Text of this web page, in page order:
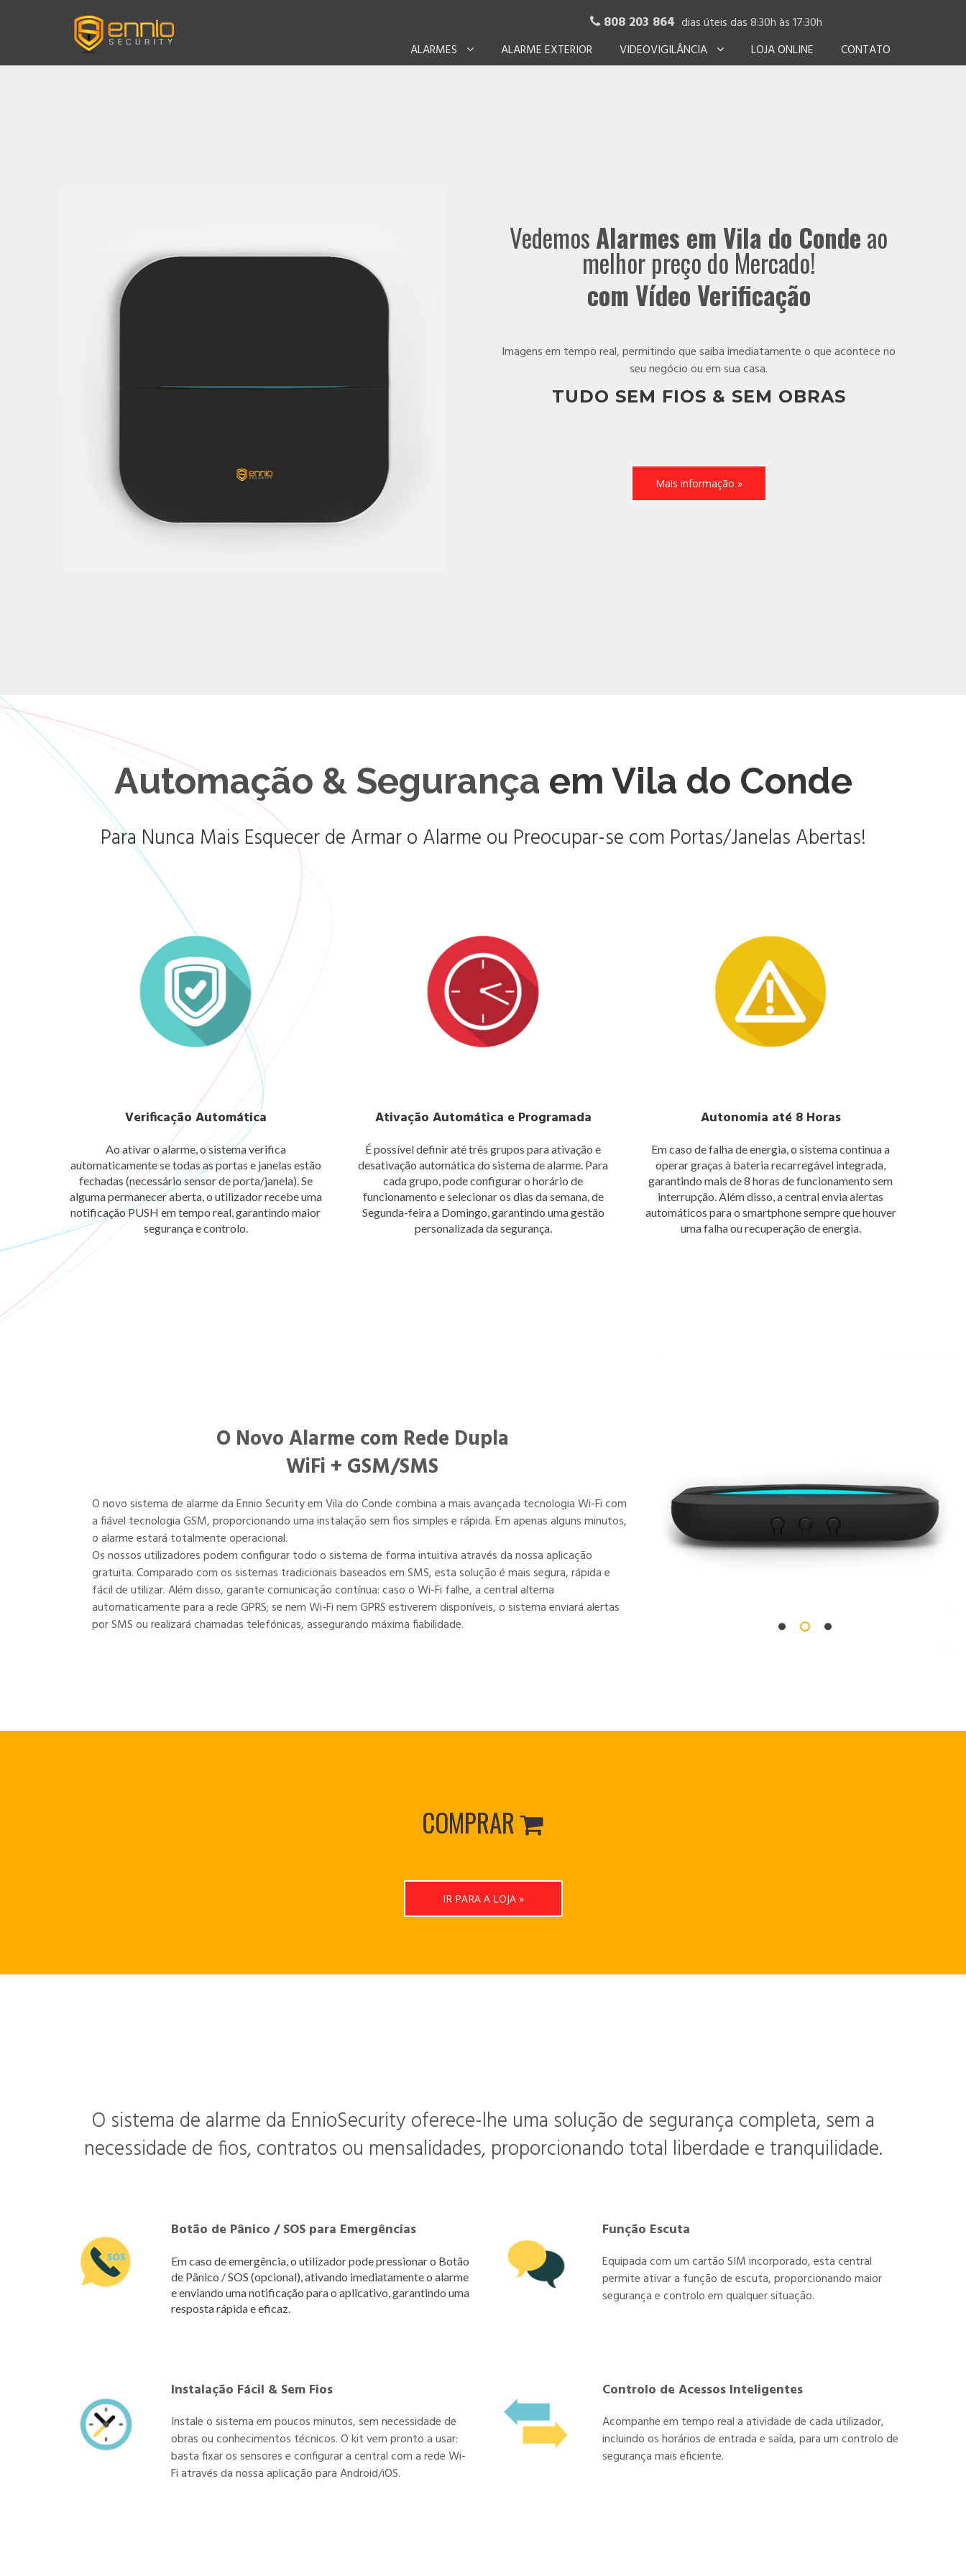
808 203 864 dias úteis das 8:30h às 17:30h
ALARMES
ALARME EXTERIOR VIDEOVIGILÂNCIA LOJA ONLINE CONTATO
VedemosAlarmes em Vila do Condeao
melhor preço do Mercado!
com Vídeo Verificação
Imagens em tempo real, permitindo que saiba imediatamente o que acontece no
seu negócio ou em sua casa.
TUDO SEM FIOS & SEM OBRAS
Mais informação »
Automação & Segurança em Vila do Conde
Para Nunca Mais Esquecer de Armar o Alarme ou Preocupar-se com Portas/Janelas Abertas!
Verificação Automática
Ao ativar o alarme, o sistema verifica
automaticamente se todas as portas e janelas estão
fechadas (necessário sensor de porta/janela). Se
alguma permanecer aberta, o utilizador recebe uma
notificação PUSH em tempo real, garantindo maior
segurança e controlo.
Ativação Automática e Programada
É possível definir até três grupos para ativação e
desativação automática do sistema de alarme. Para
cada grupo, pode configurar o horário de
funcionamento e selecionar os dias da semana, de
Segunda-feira a Domingo, garantindo uma gestão
personalizada da segurança.
Autonomia até 8 Horas
Em caso de falha de energia, o sistema continua a
operar graças à bateria recarregável integrada,
garantindo mais de 8 horas de funcionamento sem
interrupção. Além disso, a central envia alertas
automáticos para o smartphone sempre que houver
uma falha ou recuperação de energia.
O Novo Alarme com Rede Dupla
WiFi + GSM/SMS
O novo sistema de alarme da Ennio Security em Vila do Conde combina a mais avançada tecnologia Wi-Fi com
a fiável tecnologia GSM, proporcionando uma instalação sem fios simples e rápida. Em apenas alguns minutos,
o alarme estará totalmente operacional.
Os nossos utilizadores podem configurar todo o sistema de forma intuitiva através da nossa aplicação
gratuita. Comparado com os sistemas tradicionais baseados em SMS, esta solução é mais segura, rápida e
fácil de utilizar. Além disso, garante comunicação contínua: caso o Wi-Fi falhe, a central alterna
automaticamente para a rede GPRS; se nem Wi-Fi nem GPRS estiverem disponíveis, o sistema enviará alertas
por SMS ou realizará chamadas telefónicas, assegurando máxima fiabilidade.
COMPRAR
IR PARA A LOJA »
O sistema de alarme da EnnioSecurity oferece-lhe uma solução de segurança completa, sem a
necessidade de fios, contratos ou mensalidades, proporcionando total liberdade e tranquilidade.
Botão de Pânico / SOS para Emergências
Em caso de emergência, o utilizador pode pressionar o Botão
de Pânico / SOS (opcional), ativando imediatamente o alarme
e enviando uma notificação para o aplicativo, garantindo uma
resposta rápida e eficaz.
Função Escuta
Equipada com um cartão SIM incorporado, esta central
permite ativar a função de escuta, proporcionando maior
segurança e controlo em qualquer situação.
Instalação Fácil & Sem Fios
Instale o sistema em poucos minutos, sem necessidade de
obras ou conhecimentos técnicos. O kit vem pronto a usar:
basta fixar os sensores e configurar a central com a rede Wi-
Fi através da nossa aplicação para Android/iOS.
Controlo de Acessos Inteligentes
Acompanhe em tempo real a atividade de cada utilizador,
incluindo os horários de entrada e saída, para um controlo de
segurança mais eficiente.